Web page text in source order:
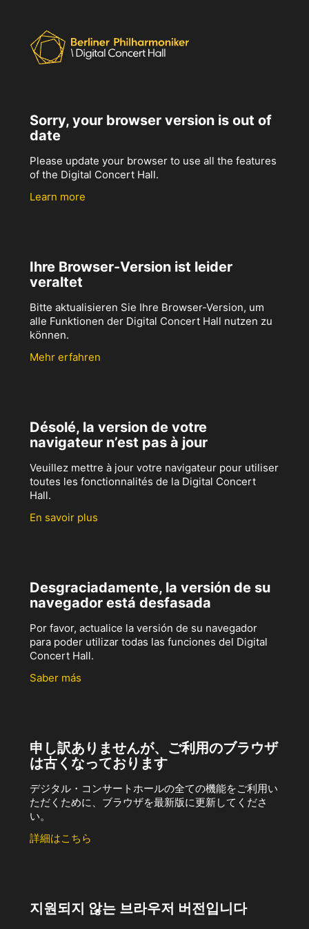
Sorry, your browser version is out of
date
Please update your browser to use all the features
of the Digital Concert Hall.
Learn more
Ihre Browser-Version ist leider
veraltet
Bitte aktualisieren Sie Ihre Browser-Version, um
alle Funktionen der Digital Concert Hall nutzen zu
können.
Mehr erfahren
Désolé, la version de votre
navigateur n’est pas à jour
Veuillez mettre à jour votre navigateur pour utiliser
toutes les fonctionnalités de la Digital Concert
Hall.
En savoir plus
Desgraciadamente, la versión de su
navegador está desfasada
Por favor, actualice la versión de su navegador
para poder utilizar todas las funciones del Digital
Concert Hall.
Saber más
申し訳ありませんが、ご利用のブラウザ
は古くなっております
デジタル・コンサートホールの全ての機能をご利用い
ただくために、ブラウザを最新版に更新してくださ
い。
詳細はこちら
지원되지 않는 브라우저 버전입니다